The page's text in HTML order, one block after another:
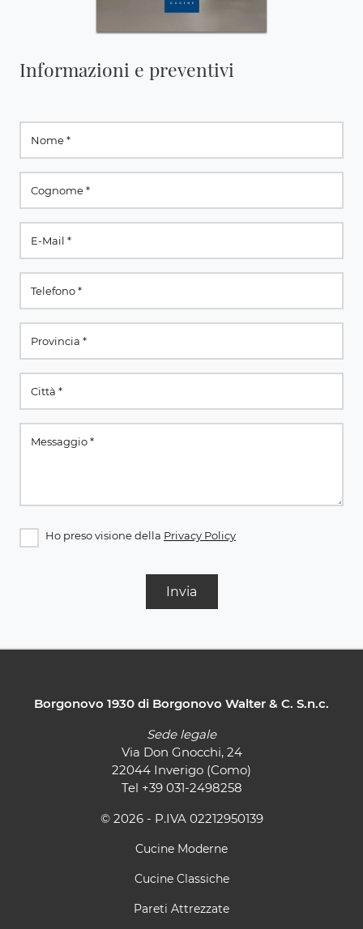
Informazioni e preventivi
Ho preso visione della Privacy Policy
Invia
Borgonovo 1930 di Borgonovo Walter & C. S.n.c.
Sede legale
Via Don Gnocchi, 24
22044 Inverigo (Como)
Tel +39 031-2498258
© 2026 - P.IVA 02212950139
Cucine Moderne
Cucine Classiche
Pareti Attrezzate